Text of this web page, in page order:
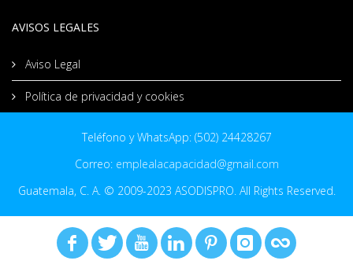
AVISOS LEGALES
Aviso Legal
Política de privacidad y cookies
Teléfono y WhatsApp: (502) 24428267
Correo: emplealacapacidad@gmail.com
Guatemala, C. A. © 2009-2023 ASODISPRO. All Rights Reserved.